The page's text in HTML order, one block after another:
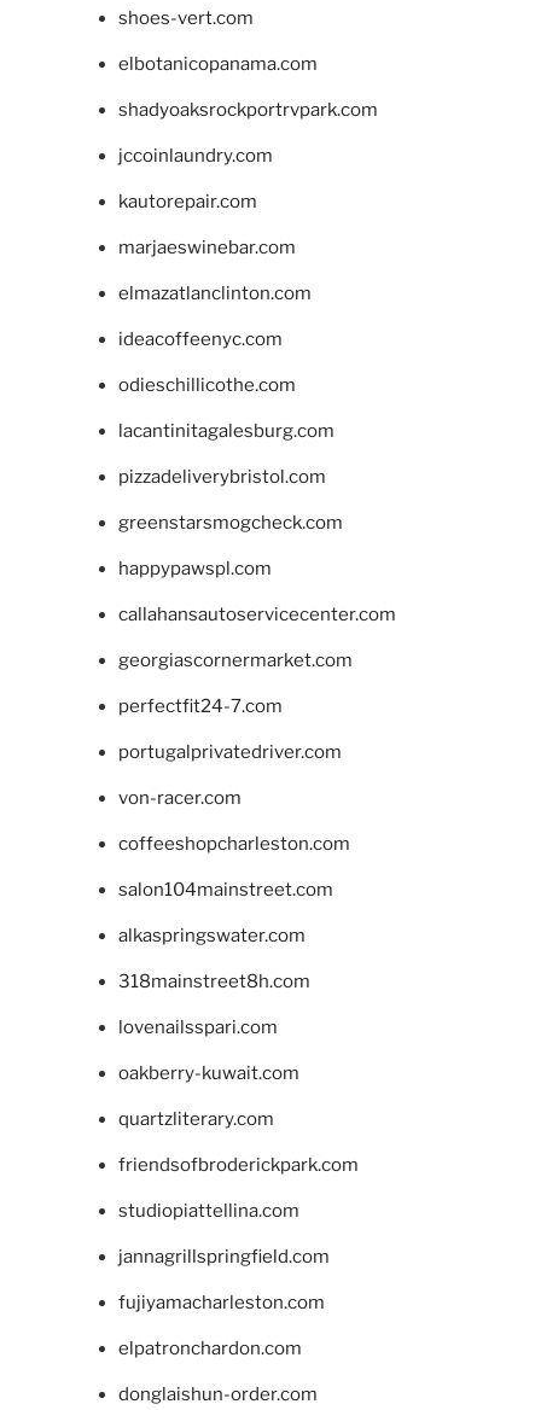
shoes-vert.com
elbotanicopanama.com
shadyoaksrockportrvpark.com
jccoinlaundry.com
kautorepair.com
marjaeswinebar.com
elmazatlanclinton.com
ideacoffeenyc.com
odieschillicothe.com
lacantinitagalesburg.com
pizzadeliverybristol.com
greenstarsmogcheck.com
happypawspl.com
callahansautoservicecenter.com
georgiascornermarket.com
perfectfit24-7.com
portugalprivatedriver.com
von-racer.com
coffeeshopcharleston.com
salon104mainstreet.com
alkaspringswater.com
318mainstreet8h.com
lovenailsspari.com
oakberry-kuwait.com
quartzliterary.com
friendsofbroderickpark.com
studiopiattellina.com
jannagrillspringfield.com
fujiyamacharleston.com
elpatronchardon.com
donglaishun-order.com